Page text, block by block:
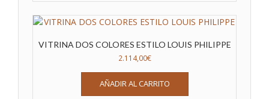
VITRINA DOS COLORES ESTILO LOUIS PHILIPPE
2.114,00€
AÑADIR AL CARRITO